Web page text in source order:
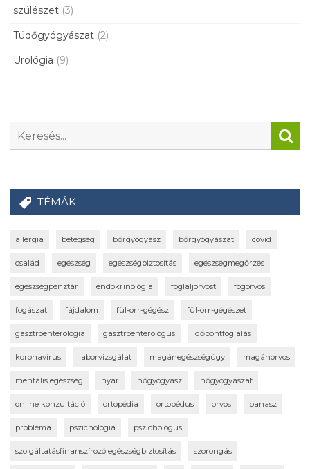
szülészet (3)
Tüdőgyógyászat (2)
Urológia (9)
TÉMÁK
allergia betegség bőrgyógyász bőrgyógyászat covid
család egészség egészségbiztosítás egészségmegőrzés
egészségpénztár endokrinológia foglaljorvost fogorvos
fogászat fájdalom fül-orr-gégész fül-orr-gégészet
gasztroenterológia gasztroenterológus időpontfoglalás
koronavírus laborvizsgálat magánegészségügy magánorvos
mentális egészség nyár nőgyógyász nőgyógyászat
online konzultáció ortopédia ortopédus orvos panasz
probléma pszichológia pszichológus
szolgáltatásfinanszírozó egészségbiztosítás szorongás